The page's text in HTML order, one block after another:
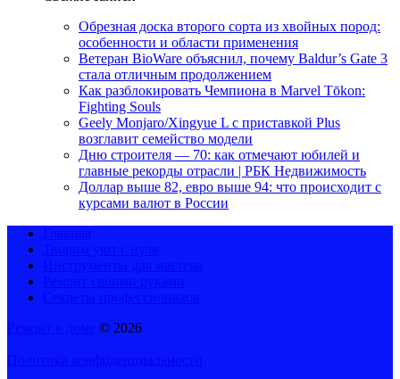
Обрезная доска второго сорта из хвойных пород:
особенности и области применения
Ветеран BioWare объяснил, почему Baldur’s Gate 3
стала отличным продолжением
Как разблокировать Чемпиона в Marvel Tōkon:
Fighting Souls
Geely Monjaro/Xingyue L с приставкой Plus
возглавит семейство модели
Дню строителя — 70: как отмечают юбилей и
главные рекорды отрасли | РБК Недвижимость
Доллар выше 82, евро выше 94: что происходит с
курсами валют в России
© 2026